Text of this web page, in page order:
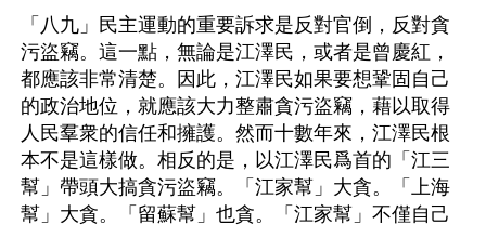
「八九」民主運動的重要訴求是反對官倒，反對貪
污盜竊。這一點，無論是江澤民，或者是曾慶紅，
都應該非常清楚。因此，江澤民如果要想鞏固自己
的政治地位，就應該大力整肅貪污盜竊，藉以取得
人民羣衆的信任和擁護。然而十數年來，江澤民根
本不是這樣做。相反的是，以江澤民爲首的「江三
幫」帶頭大搞貪污盜竊。「江家幫」大貪。「上海
幫」大貪。「留蘇幫」也貪。「江家幫」不僅自己